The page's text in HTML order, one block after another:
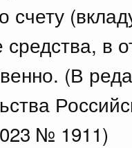
счету
в
(В
№ 1911)